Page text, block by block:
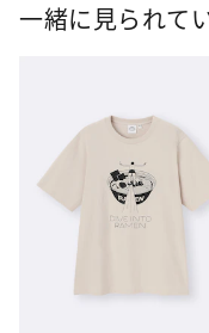
一緒に見られて